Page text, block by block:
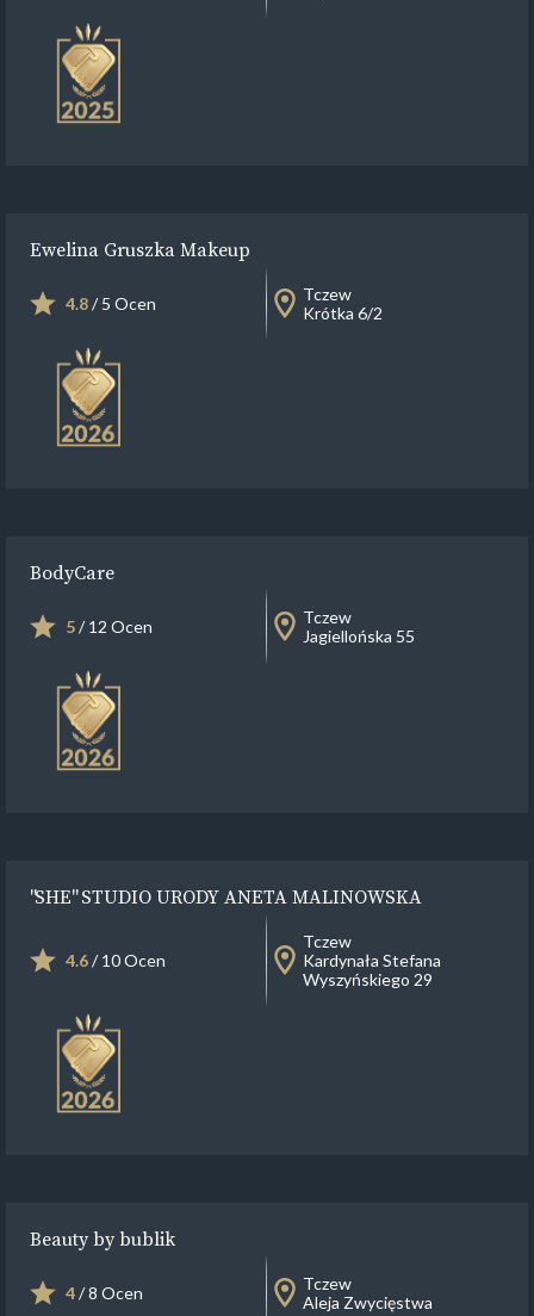
Ewelina Gruszka Makeup
4.8/ 5 Ocen
Tczew
Krótka 6/2
BodyCare
5/ 12 Ocen
Tczew
Jagiellońska 55
"SHE" STUDIO URODY ANETA MALINOWSKA
4.6/ 10 Ocen
Tczew
Kardynała Stefana
Wyszyńskiego 29
Beauty by bublik
4/ 8 Ocen
Tczew
Aleja Zwycięstwa